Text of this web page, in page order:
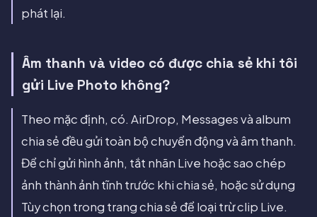
phát lại.
Âm thanh và video có được chia sẻ khi tôi
gửi Live Photo không?
Theo mặc định, có. AirDrop, Messages và album
chia sẻ đều gửi toàn bộ chuyển động và âm thanh.
Để chỉ gửi hình ảnh, tắt nhãn Live hoặc sao chép
ảnh thành ảnh tĩnh trước khi chia sẻ, hoặc sử dụng
Tùy chọn trong trang chia sẻ để loại trừ clip Live.